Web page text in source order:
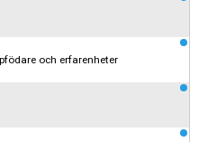
och erfarenheter